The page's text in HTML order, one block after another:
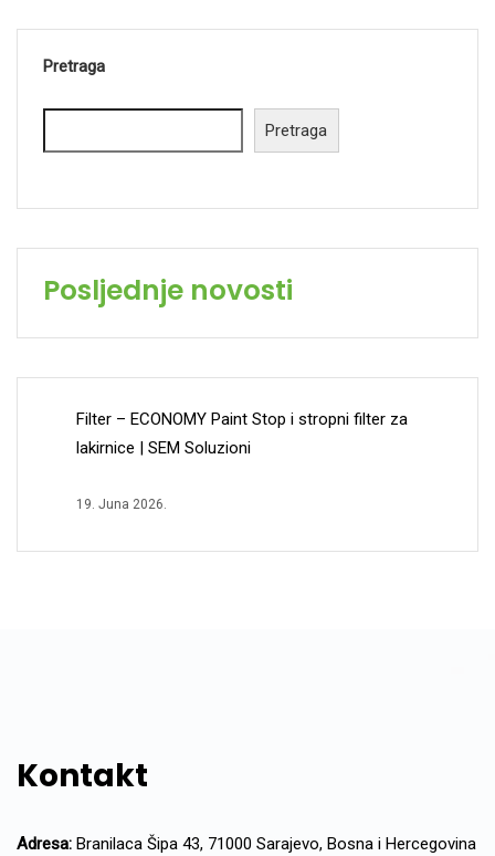
Pretraga
Pretraga
Posljednje novosti
Filter – ECONOMY Paint Stop i stropni filter za
lakirnice | SEM Soluzioni
19. Juna 2026.
Kontakt
Adresa: Branilaca Šipa 43, 71000 Sarajevo, Bosna i Hercegovina